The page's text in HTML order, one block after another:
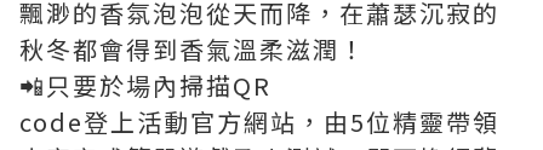
飄渺的香氛泡泡從天而降，在蕭瑟沉寂的
秋冬都會得到香氣溫柔滋潤！
📲只要於場內掃描QR
code登上活動官方網站，由5位精靈帶領